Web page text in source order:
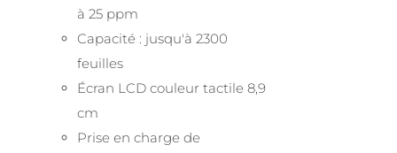
à 25 ppm
Capacité : jusqu'à 2300
feuilles
Écran LCD couleur tactile 8,9
cm
Prise en charge de